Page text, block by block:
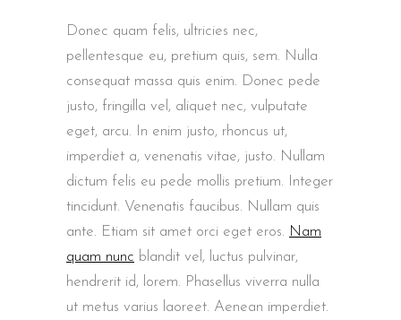
Donec quam felis, ultricies nec,
pellentesque eu, pretium quis, sem. Nulla
consequat massa quis enim. Donec pede
justo, fringilla vel, aliquet nec, vulputate
eget, arcu. In enim justo, rhoncus ut,
imperdiet a, venenatis vitae, justo. Nullam
dictum felis eu pede mollis pretium. Integer
tincidunt. Venenatis faucibus. Nullam quis
ante. Etiam sit amet orci eget eros. Nam
quam nunc blandit vel, luctus pulvinar,
hendrerit id, lorem. Phasellus viverra nulla
ut metus varius laoreet. Aenean imperdiet.